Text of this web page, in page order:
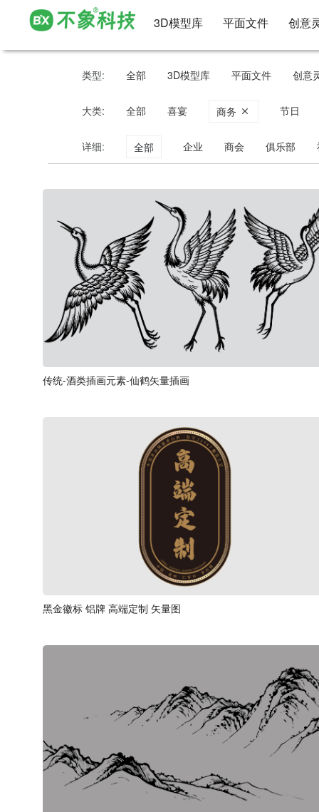
3D模型库 平面文件 创意
类型: 全部 3D模型库 平面文件 创意
大类: 全部 喜宴 商务 节日
详细: 全部 企业 商会 俱乐部
传统-酒类插画元素-仙鹤矢量插画
黑金徽标 铝牌 高端定制 矢量图